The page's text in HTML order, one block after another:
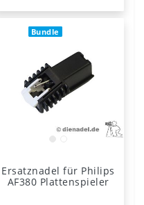
Bundle
Ersatznadel für Philips
AF380 Plattenspieler